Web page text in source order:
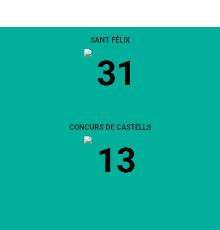
SANT FÈLIX
31
CONCURS DE CASTELLS
13